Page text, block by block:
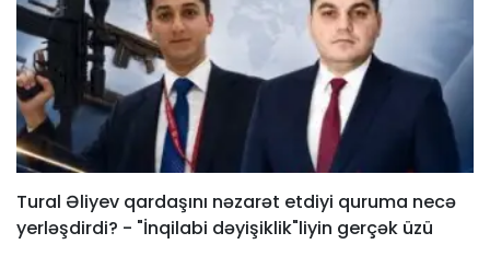
Tural Əliyev qardaşını nəzarət etdiyi quruma necə
yerləşdirdi? - "İnqilabi dəyişiklik"liyin gerçək üzü